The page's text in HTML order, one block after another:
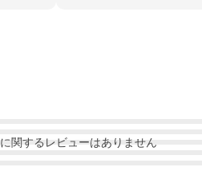
に関するレビューはありません